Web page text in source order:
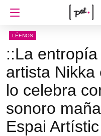
LÉENOS
::La
artista Nikka
lo celebra
sonoro
Espai